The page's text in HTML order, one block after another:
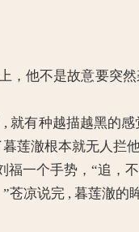
他不是故意要突
种越描越黑的感
莲澈根本就无人拦
一个手势，“追，
凉说完 , 暮莲澈的